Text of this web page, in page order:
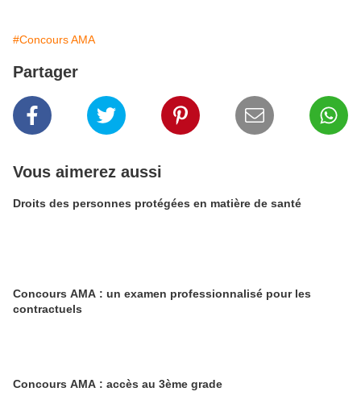
#Concours AMA
Partager
Vous aimerez aussi
Droits des personnes protégées en matière de santé
Concours AMA : un examen professionnalisé pour les
contractuels
Concours AMA : accès au 3ème grade